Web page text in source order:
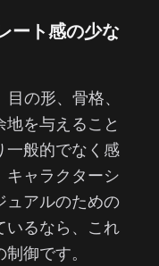
ート感の少な
の形、骨格、
を与えること
一般的でなく感
キャラクターシ
ュアルのための
いるなら、これ
御です。